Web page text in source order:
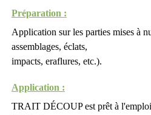
Préparation :
Application sur les parties mises à
assemblages, éclats,
impacts, eraflures, etc.).
Application :
TRAIT DÉCOUP est prêt à